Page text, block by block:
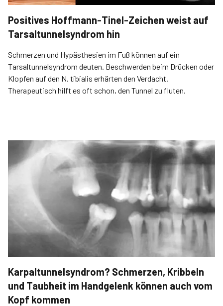
Positives Hoffmann-Tinel-Zeichen weist auf
Tarsaltunnelsyndrom hin
Schmerzen und Hypästhesien im Fuß können auf ein
Tarsaltunnelsyndrom deuten. Beschwerden beim Drücken oder
Klopfen auf den N. tibialis erhärten den Verdacht.
Therapeutisch hilft es oft schon, den Tunnel zu fluten.
Karpaltunnelsyndrom? Schmerzen, Kribbeln
und Taubheit im Handgelenk können auch vom
Kopf kommen